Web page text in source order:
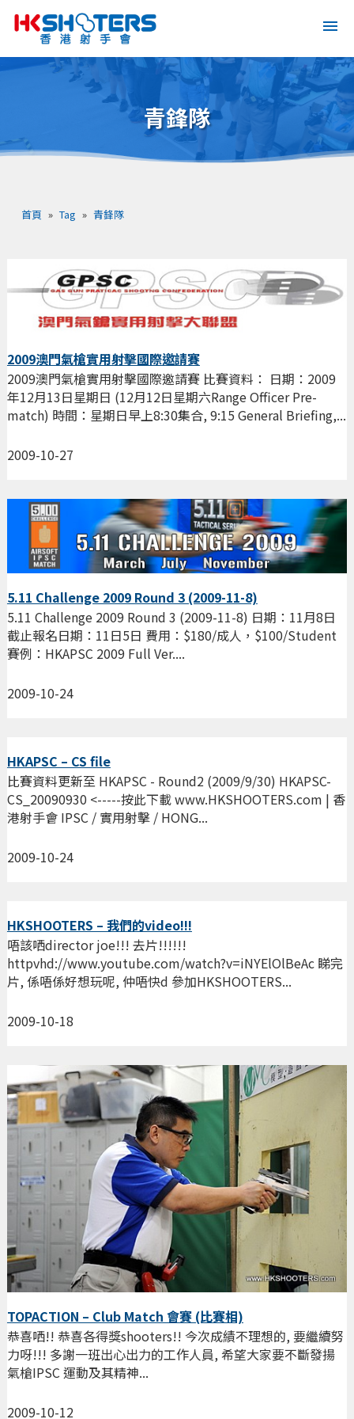
青鋒隊
首頁 » Tag » 青鋒隊
2009澳門氣槍實用射擊國際邀請賽
2009-10-27
2009澳門氣槍實用射擊國際邀請賽 比賽資料： 日期：2009
年12月13日星期日 (12月12日星期六Range Officer Pre-
match) 時間：星期日早上8:30集合, 9:15 General Briefing,...
5.11 Challenge 2009 Round 3 (2009-11-8)
2009-10-24
5.11 Challenge 2009 Round 3 (2009-11-8) 日期：11月8日
截止報名日期：11日5日 費用：$180/成人，$100/Student
賽例：HKAPSC 2009 Full Ver....
HKAPSC – CS file
2009-10-24
比賽資料更新至 HKAPSC - Round2 (2009/9/30) HKAPSC-
CS_20090930 <-----按此下載 www.HKSHOOTERS.com | 香
港射手會 IPSC / 實用射擊 / HONG...
HKSHOOTERS – 我們的video!!!
2009-10-18
唔該哂director joe!!! 去片!!!!!!
httpvhd://www.youtube.com/watch?v=iNYElOlBeAc 睇完
片, 係唔係好想玩呢, 仲唔快d 參加HKSHOOTERS...
TOPACTION – Club Match 會賽 (比賽相)
2009-10-12
恭喜哂!! 恭喜各得獎shooters!! 今次成績不理想的, 要繼續努
力呀!!! 多謝一班出心出力的工作人員, 希望大家要不斷發揚
氣槍IPSC 運動及其精神...